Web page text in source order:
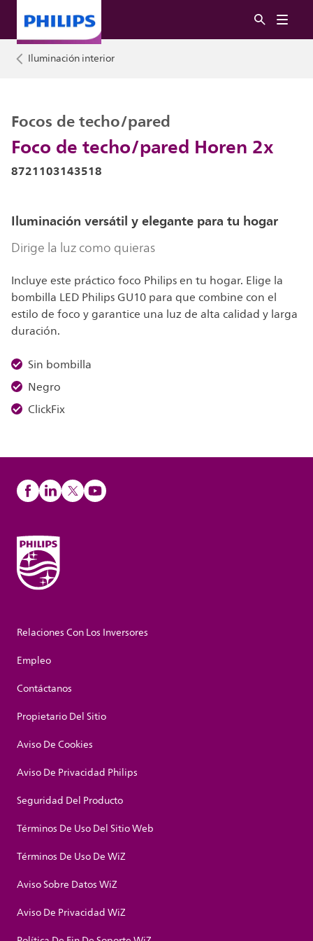
Iluminación interior
Foco de techo/pared Horen 2x
Focos de techo/pared
8721103143518
Iluminación versátil y elegante para tu hogar
Dirige la luz como quieras
Incluye este práctico foco Philips en tu hogar. Elige la
bombilla LED Philips GU10 para que combine con el
estilo de foco y garantice una luz de alta calidad y larga
duración.
Sin bombilla
Negro
ClickFix
Relaciones Con Los Inversores
Empleo
Contáctanos
Propietario Del Sitio
Aviso De Cookies
Aviso De Privacidad Philips
Seguridad Del Producto
Términos De Uso Del Sitio Web
Términos De Uso De WiZ
Aviso Sobre Datos WiZ
Aviso De Privacidad WiZ